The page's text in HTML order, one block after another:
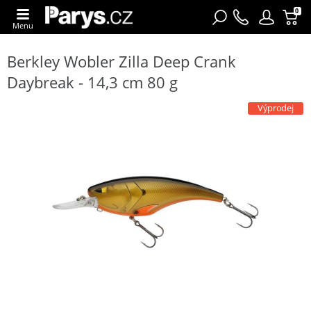
0
Menu
Berkley Wobler Zilla Deep Crank
Daybreak - 14,3 cm 80 g
Výprodej